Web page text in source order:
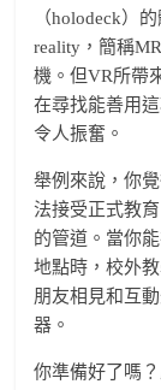
（holodeck）
reality，簡稱
機。但VR所帶
在尋找能善用
令人振奮。
舉例來說，你
法接受正式教
的管道。當你
地點時，校外
朋友相見和互
器。
你準備好了嗎